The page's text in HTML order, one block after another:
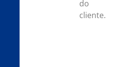
do
cliente.